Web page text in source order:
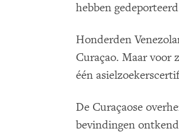
hebben
Honderden
Curaçao. Maar voor
één
De Curaçaose
bevindingen